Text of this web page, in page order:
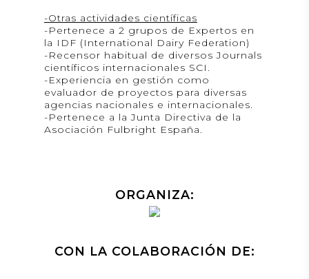
-Otras actividades científicas
-Pertenece a 2 grupos de Expertos en
la IDF (International Dairy Federation)
-Recensor habitual de diversos Journals
científicos internacionales SCI.
-Experiencia en gestión como
evaluador de proyectos para diversas
agencias nacionales e internacionales.
-Pertenece a la Junta Directiva de la
Asociación Fulbright España.
ORGANIZA:
CON LA COLABORACIÓN DE: